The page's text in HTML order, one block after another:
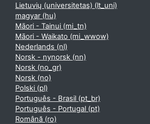
Lietuvių (universitetas) ‎(lt_uni)‎
magyar ‎(hu)‎
Māori - Tainui ‎(mi_tn)‎
Māori - Waikato ‎(mi_wwow)‎
Nederlands ‎(nl)‎
Norsk - nynorsk ‎(nn)‎
Norsk ‎(no_gr)‎
Norsk ‎(no)‎
Polski ‎(pl)‎
Português - Brasil ‎(pt_br)‎
Português - Portugal ‎(pt)‎
Română ‎(ro)‎